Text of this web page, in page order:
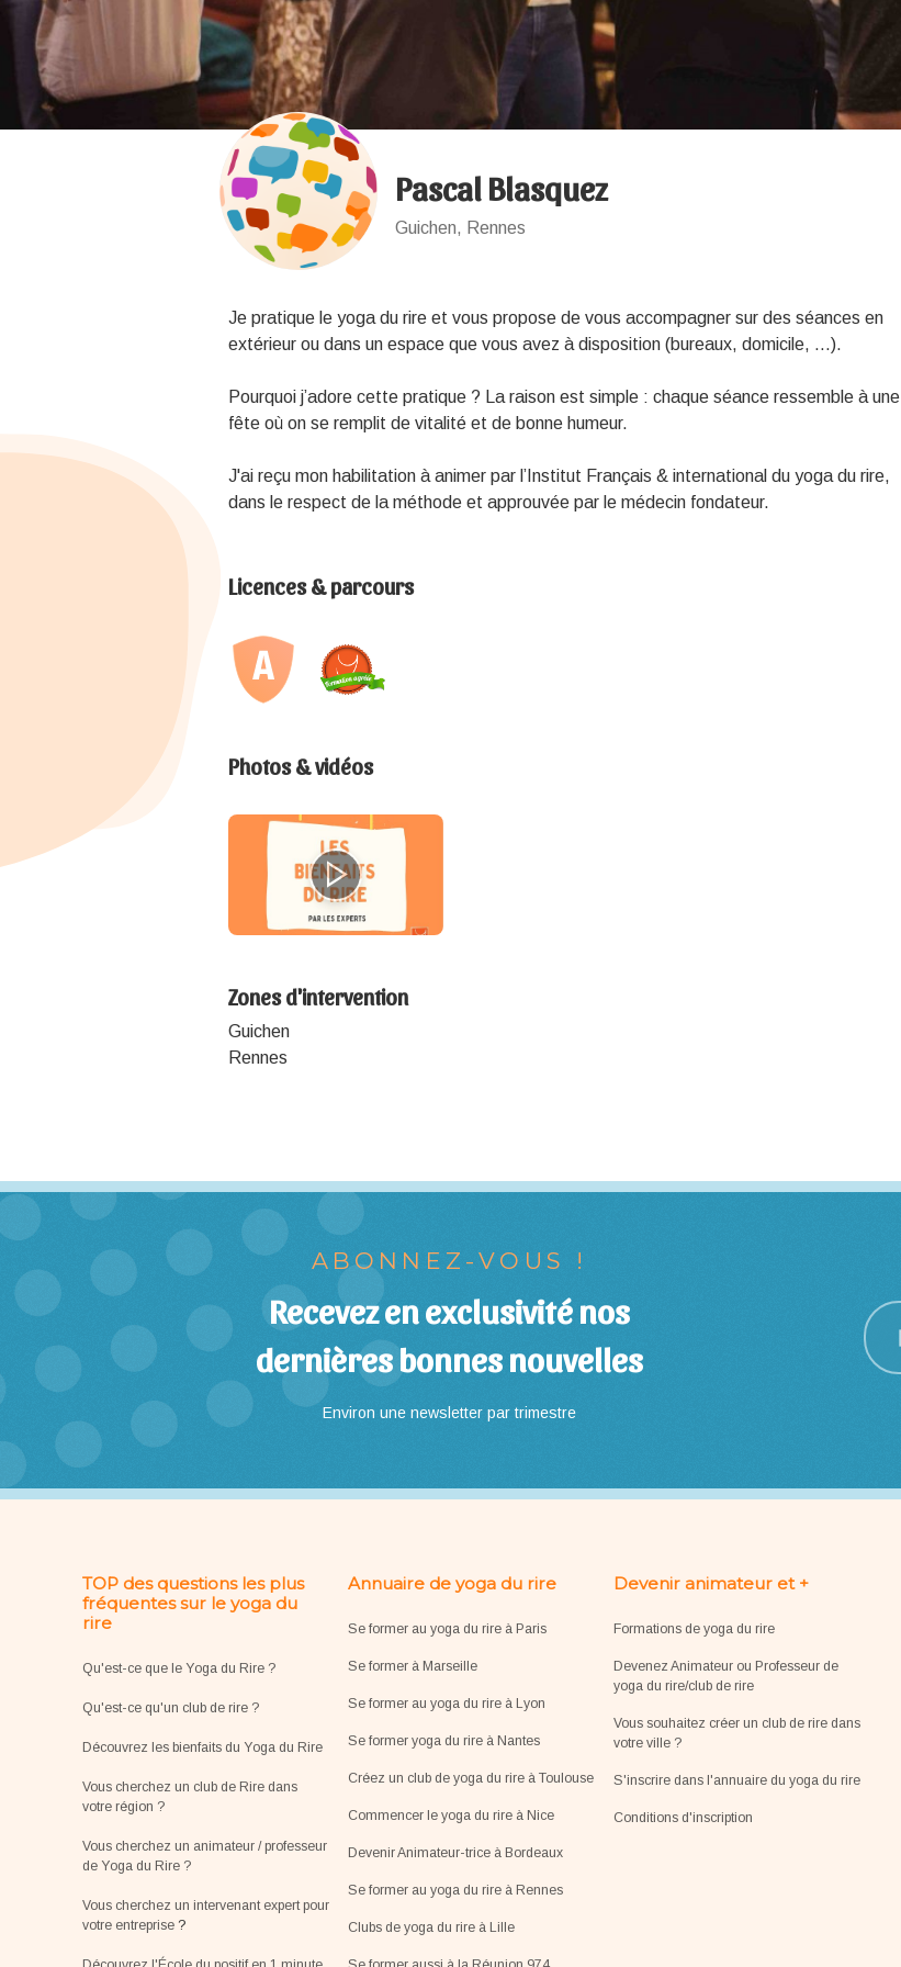
Pascal Blasquez
Guichen, Rennes
Je pratique le yoga du rire et vous propose de vous accompagner sur des séances en
extérieur ou dans un espace que vous avez à disposition (bureaux, domicile, …).
Pourquoi j’adore cette pratique ? La raison est simple : chaque séance ressemble à une
fête où on se remplit de vitalité et de bonne humeur.
J'ai reçu mon habilitation à animer par l’Institut Français & international du yoga du rire,
dans le respect de la méthode et approuvée par le médecin fondateur.
Licences & parcours
Photos & vidéos
Zones d'intervention
Guichen
Rennes
ABONNEZ-VOUS !
Recevez en exclusivité nos
dernières bonnes nouvelles
Environ une newsletter par trimestre
TOP des questions les plus
fréquentes sur le yoga du
rire
Qu'est-ce que le Yoga du Rire ?
Qu'est-ce qu'un club de rire ?
Découvrez les bienfaits du Yoga du Rire
Vous cherchez un club de Rire dans
votre région ?
Vous cherchez un animateur / professeur
de Yoga du Rire ?
Vous cherchez un intervenant expert pour
votre entreprise?
Annuaire de yoga du rire
Se former au yoga du rire à Paris
Se former à Marseille
Se former au yoga du rire à Lyon
Se former yoga du rire à Nantes
Créez un club de yoga du rire à Toulouse
Commencer le yoga du rire à Nice
Devenir Animateur-trice à Bordeaux
Se former au yoga du rire à Rennes
Clubs de yoga du rire à Lille
Devenir animateur et +
Formations de yoga du rire
Devenez Animateur ou Professeur de
yoga du rire/club de rire
Vous souhaitez créer un club de rire dans
votre ville ?
S'inscrire dans l'annuaire du yoga du rire
Conditions d'inscription